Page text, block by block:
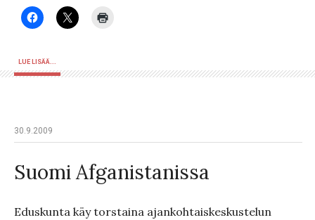
LUE LISÄÄ...
30.9.2009
Suomi Afganistanissa
Eduskunta käy torstaina ajankohtaiskeskustelun